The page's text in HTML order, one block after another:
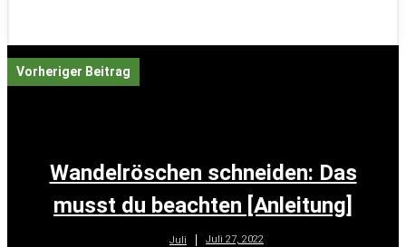
Vorheriger Beitrag
Wandelröschen schneiden: Das
musst du beachten [Anleitung]
Juli Juli 27, 2022